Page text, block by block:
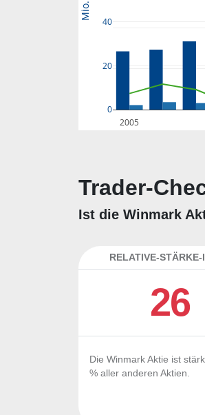
2005
0
20
40
Mio.
Trader-
Ist die Winmark
RELATIVE-STÄRKE-
26
Die Winmark Aktie ist
% aller anderen Aktien.